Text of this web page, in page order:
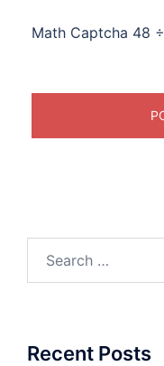
Math Captcha 48 ÷
for:
Recent Posts